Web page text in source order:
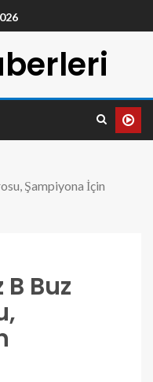
Şampiyona İçin
B Buz